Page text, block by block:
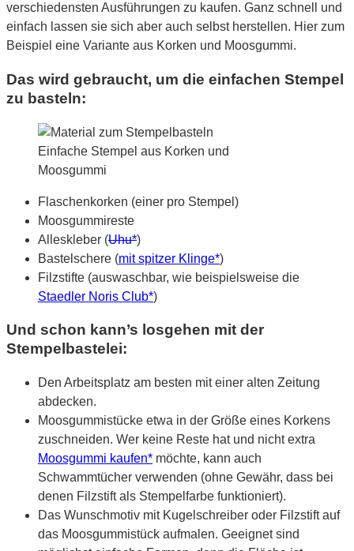
verschiedensten Ausführungen zu kaufen. Ganz schnell und
einfach lassen sie sich aber auch selbst herstellen. Hier zum
Beispiel eine Variante aus Korken und Moosgummi.
Das wird gebraucht, um die einfachen Stempel
zu basteln:
Einfache Stempel aus Korken und
Moosgummi
Flaschenkorken (einer pro Stempel)
Moosgummireste
Alleskleber (Uhu*)
Bastelschere (mit spitzer Klinge*)
Filzstifte (auswaschbar, wie beispielsweise die
Staedler Noris Club*)
Und schon kann’s losgehen mit der
Stempelbastelei:
Den Arbeitsplatz am besten mit einer alten Zeitung
abdecken.
Moosgummistücke etwa in der Größe eines Korkens
zuschneiden. Wer keine Reste hat und nicht extra
Moosgummi kaufen* möchte, kann auch
Schwammtücher verwenden (ohne Gewähr, dass bei
denen Filzstift als Stempelfarbe funktioniert).
Das Wunschmotiv mit Kugelschreiber oder Filzstift auf
das Moosgummistück aufmalen. Geeignet sind